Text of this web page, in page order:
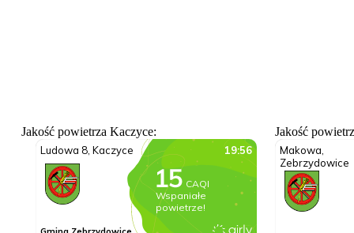
Jakość powietrza Kaczyce: Jakość